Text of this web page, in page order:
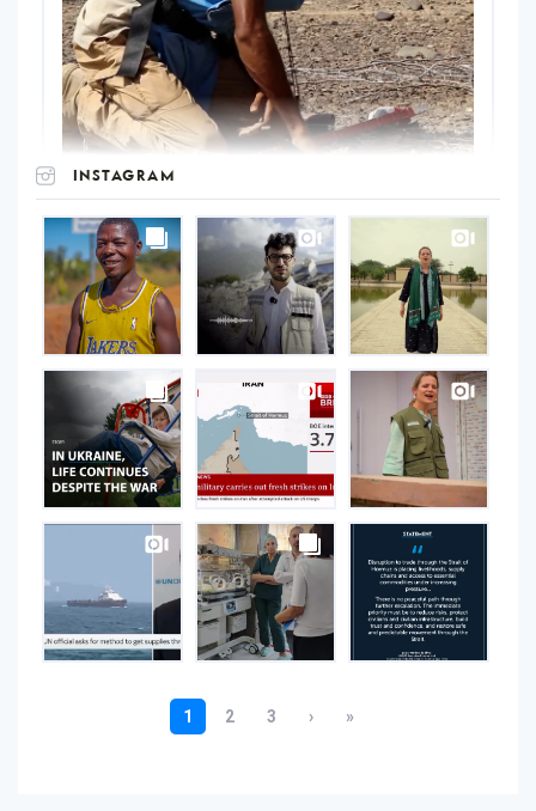
INSTAGRAM
UNOPS
on
Instagram